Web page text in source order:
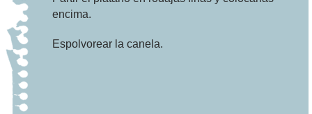
encima.
Espolvorear la canela.